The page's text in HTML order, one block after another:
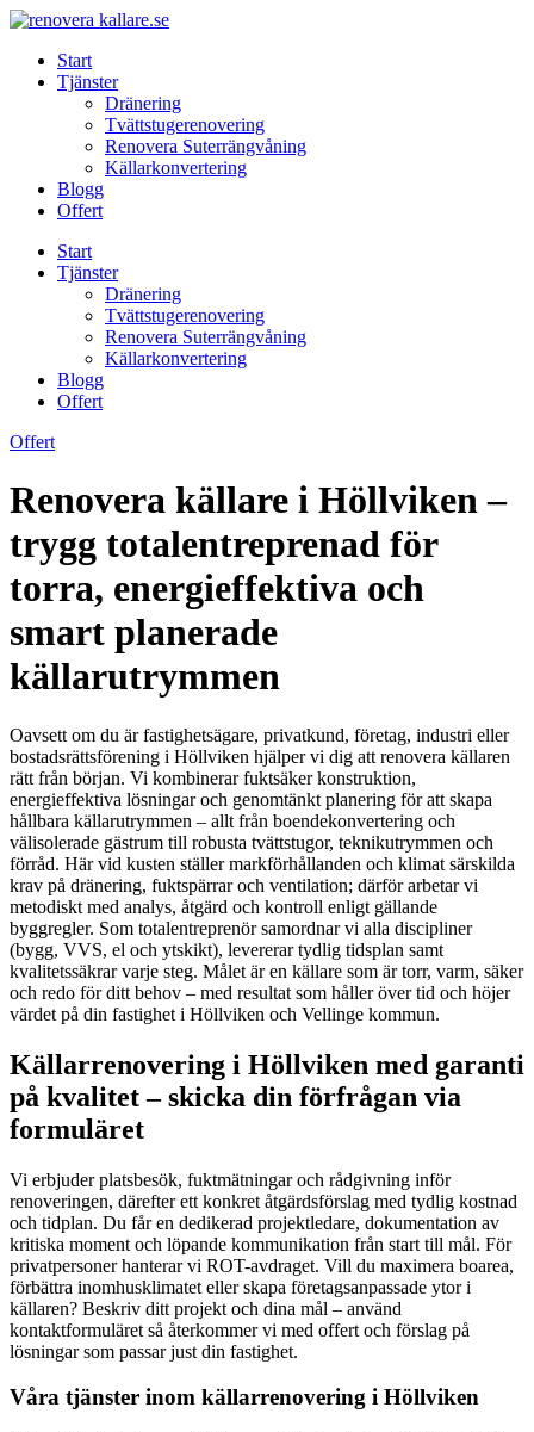
Skip
contentStart
Tjänster
Dränering
Tvättstugerenovering
Renovera Suterrängvåning
Källarkonvertering
Blogg
Offert
Start
Tjänster
Dränering
Tvättstugerenovering
Renovera Suterrängvåning
Källarkonvertering
Blogg
Offert
Offert
Renovera källare i Höllviken –
trygg totalentreprenad för
torra, energieffektiva och
smart planerade
källarutrymmen
Oavsett om du är fastighetsägare, privatkund, företag, industri eller
bostadsrättsförening i Höllviken hjälper vi dig att renovera källaren
rätt från början. Vi kombinerar fuktsäker konstruktion,
energieffektiva lösningar och genomtänkt planering för att skapa
hållbara källarutrymmen – allt från boendekonvertering och
välisolerade gästrum till robusta tvättstugor, teknikutrymmen och
förråd. Här vid kusten ställer markförhållanden och klimat särskilda
krav på dränering, fuktspärrar och ventilation; därför arbetar vi
metodiskt med analys, åtgärd och kontroll enligt gällande
byggregler. Som totalentreprenör samordnar vi alla discipliner
(bygg, VVS, el och ytskikt), levererar tydlig tidsplan samt
kvalitetssäkrar varje steg. Målet är en källare som är torr, varm, säker
och redo för ditt behov – med resultat som håller över tid och höjer
värdet på din fastighet i Höllviken och Vellinge kommun.
Källarrenovering i Höllviken med garanti
på kvalitet – skicka din förfrågan via
formuläret
Vi erbjuder platsbesök, fuktmätningar och rådgivning inför
renoveringen, därefter ett konkret åtgärdsförslag med tydlig kostnad
och tidplan. Du får en dedikerad projektledare, dokumentation av
kritiska moment och löpande kommunikation från start till mål. För
privatpersoner hanterar vi ROT-avdraget. Vill du maximera boarea,
förbättra inomhusklimatet eller skapa företagsanpassade ytor i
källaren? Beskriv ditt projekt och dina mål – använd
kontaktformuläret så återkommer vi med offert och förslag på
lösningar som passar just din fastighet.
Våra tjänster inom källarrenovering i Höllviken